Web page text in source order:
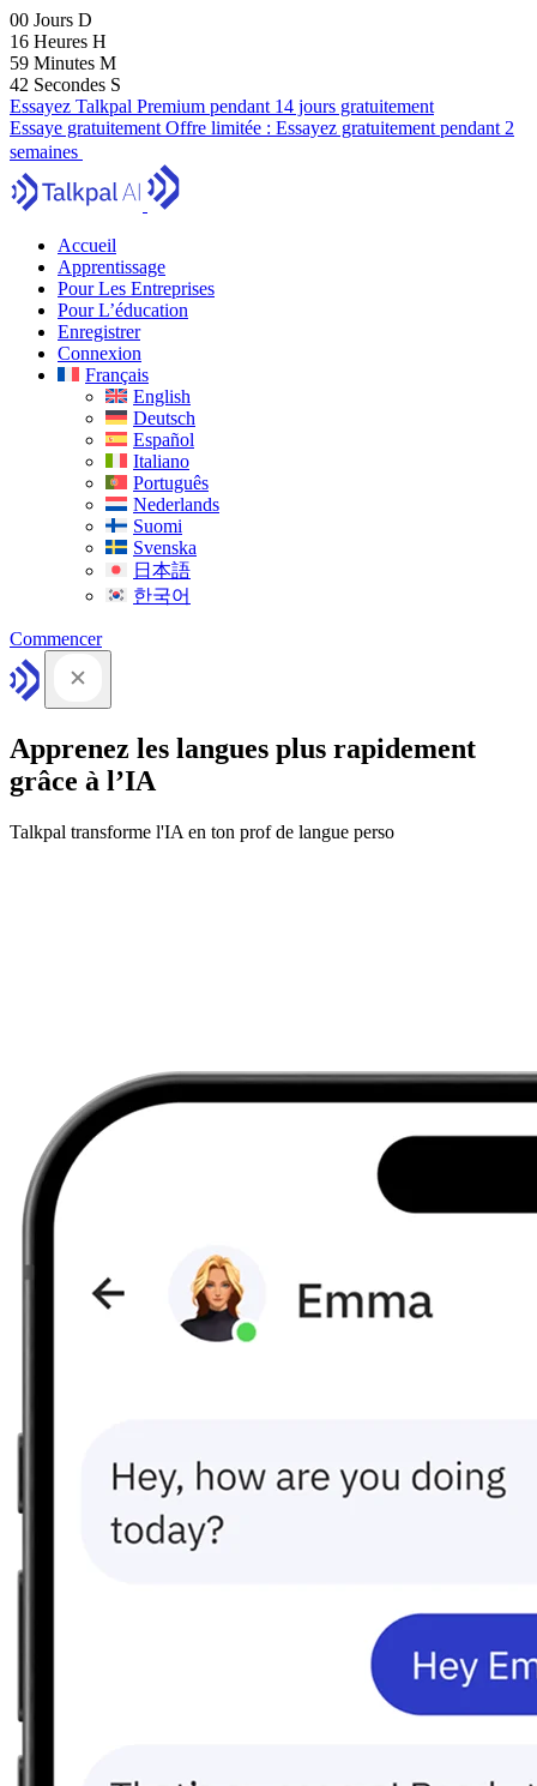
00 Jours D
16 Heures H
59 Minutes M
41 Secondes S
Essayez Talkpal Premium pendant 14 jours gratuitement
Essaye gratuitement Offre limitée : Essayez gratuitement pendant 2
semaines
Accueil
Apprentissage
Pour Les Entreprises
Pour L’éducation
Enregistrer
Connexion
Français
English
Deutsch
Español
Italiano
Português
Nederlands
Suomi
Svenska
日本語
한국어
Commencer
Apprenez les langues plus rapidement
grâce à l’IA
Talkpal transforme l'IA en ton prof de langue perso